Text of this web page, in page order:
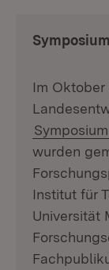
Im
wurden
Institut für
Universität